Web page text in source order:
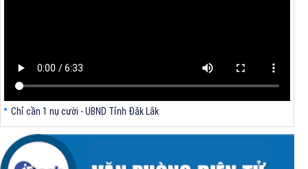
Chỉ cần 1 nụ cười - UBND Tỉnh Đắk Lắk